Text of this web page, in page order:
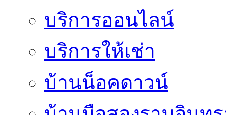
บริการออนไลน์
บริการให้เช่า
บ้านน็อคดาวน์